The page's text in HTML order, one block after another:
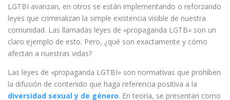
LGTBI avanzan, en otros se están implementando o reforzando
leyes que criminalizan la simple existencia visible de nuestra
comunidad. Las llamadas leyes de «propaganda LGTB» son un
claro ejemplo de esto. Pero, ¿qué son exactamente y cómo
afectan a nuestras vidas?
Las leyes de «propaganda LGTBI» son normativas que prohíben
la difusión de contenido que haga referencia positiva a la
diversidad sexual y de género. En teoría, se presentan como